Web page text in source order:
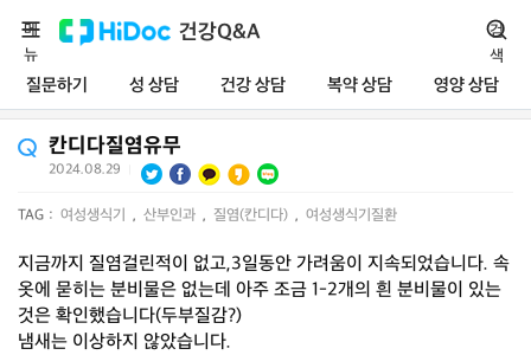
건강Q&A
질문하기 성 상담 건강 상담 복약 상담 영양 상담
메
뉴
검
색
칸디다질염유무
2024.08.29
TAG : 여성생식기 , 산부인과 , 질염(칸디다) , 여성생식기질환
지금까지 질염걸린적이 없고,3일동안 가려움이 지속되었습니다. 속
옷에 묻히는 분비물은 없는데 아주 조금 1-2개의 흰 분비물이 있는
것은 확인했습니다(두부질감?)
냄새는 이상하지 않았습니다.